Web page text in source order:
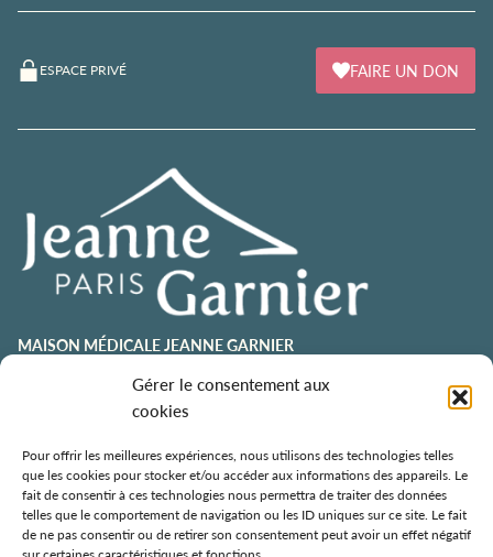
Gérer le consentement aux
cookies
Pour offrir les meilleures expériences, nous utilisons des technologies telles
que les cookies pour stocker et/ou accéder aux informations des appareils. Le
fait de consentir à ces technologies nous permettra de traiter des données
telles que le comportement de navigation ou les ID uniques sur ce site. Le fait
de ne pas consentir ou de retirer son consentement peut avoir un effet négatif
ESPACE PRIVÉ FAIRE UN DON
MAISON MÉDICALE JEANNE GARNIER
contact@jeannegarnier-paris.org
01 43 92 21 00
106 avenue Émile Zola
75015 Paris
ESPACE AURÉLIE JOUSSET
01 43 92 21 98
108, avenue Émile Zola